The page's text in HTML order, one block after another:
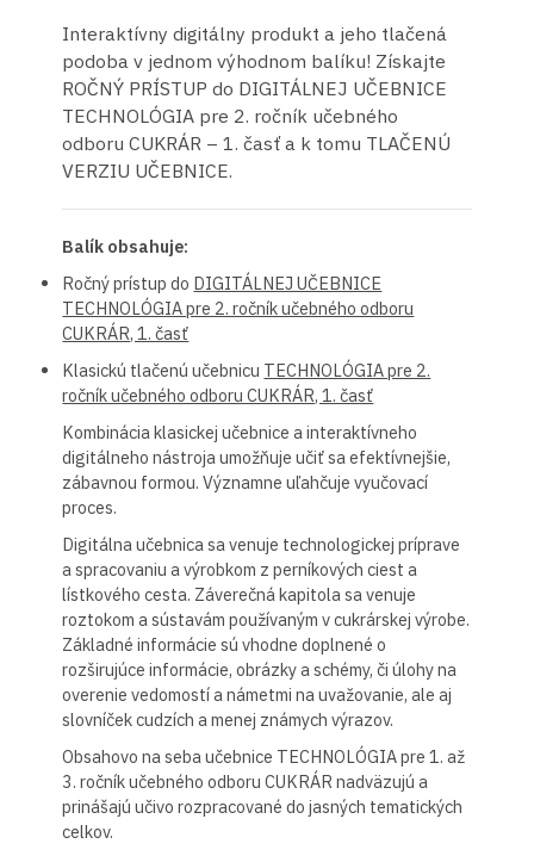
Interaktívny digitálny produkt a jeho tlačená
podoba v jednom výhodnom balíku! Získajte
ROČNÝ PRÍSTUP do DIGITÁLNEJ UČEBNICE
TECHNOLÓGIA pre 2. ročník učebného
odboru CUKRÁR – 1. časť a k tomu TLAČENÚ
VERZIU UČEBNICE.
Balík obsahuje:
Ročný prístup do DIGITÁLNEJ UČEBNICE
TECHNOLÓGIA pre 2. ročník učebného odboru
CUKRÁR, 1. časť
Klasickú tlačenú učebnicu TECHNOLÓGIA pre 2.
ročník učebného odboru CUKRÁR, 1. časť
Kombinácia klasickej učebnice a interaktívneho
digitálneho nástroja umožňuje učiť sa efektívnejšie,
zábavnou formou. Významne uľahčuje vyučovací
proces.
Digitálna učebnica sa venuje technologickej príprave
a spracovaniu a výrobkom z perníkových ciest a
lístkového cesta. Záverečná kapitola sa venuje
roztokom a sústavám používaným v cukrárskej výrobe.
Základné informácie sú vhodne doplnené o
rozširujúce informácie, obrázky a schémy, či úlohy na
overenie vedomostí a námetmi na uvažovanie, ale aj
slovníček cudzích a menej známych výrazov.
Obsahovo na seba učebnice TECHNOLÓGIA pre 1. až
3. ročník učebného odboru CUKRÁR nadväzujú a
prinášajú učivo rozpracované do jasných tematických
celkov.